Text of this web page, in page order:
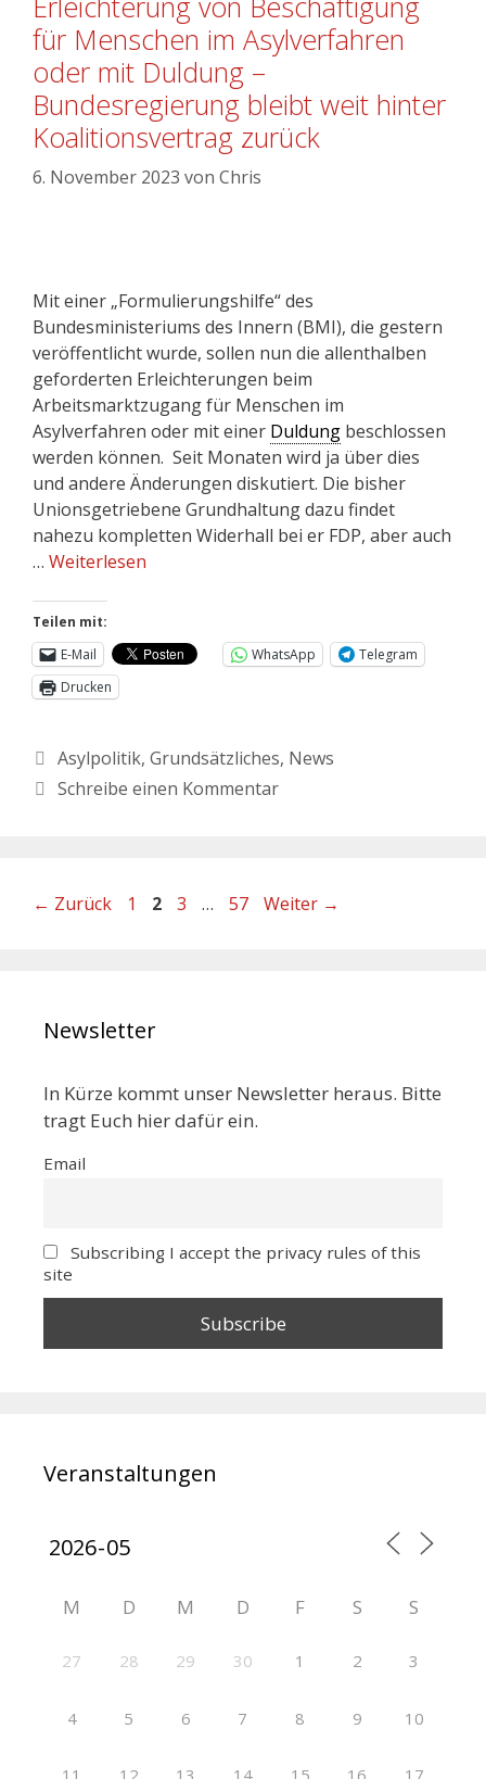
für Menschen im Asylverfahren
oder mit Duldung –
Bundesregierung bleibt weit hinter
Koalitionsvertrag zurück
6. November 2023 von Chris
Mit einer „Formulierungshilfe“ des
Bundesministeriums des Innern (BMI), die gestern
veröffentlicht wurde, sollen nun die allenthalben
geforderten Erleichterungen beim
Arbeitsmarktzugang für Menschen im
Asylverfahren oder mit einer Duldung beschlossen
werden können. Seit Monaten wird ja über dies
und andere Änderungen diskutiert. Die bisher
Unionsgetriebene Grundhaltung dazu findet
nahezu kompletten Widerhall bei er FDP, aber auch
… Weiterlesen
Teilen mit:
E-Mail
WhatsApp
Telegram
Drucken
Asylpolitik, Grundsätzliches, News
Schreibe einen Kommentar
← Zurück 1 2 3 … 57 Weiter →
Newsletter
In Kürze kommt unser Newsletter heraus. Bitte
tragt Euch hier dafür ein.
Email
Subscribing I accept the privacy rules of this
site
Veranstaltungen
M D M D F S S
27 28 29 30 1 2 3
4 5 6 7 8 9 10